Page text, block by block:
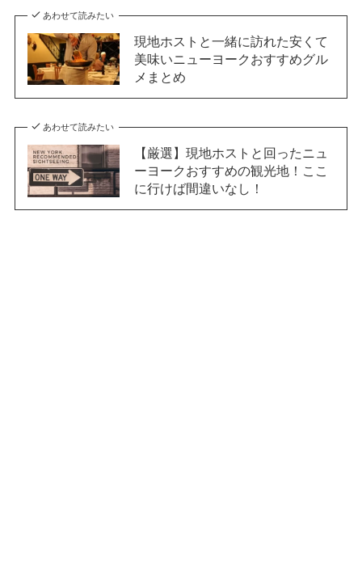
あわせて読みたい
現地ホストと一緒に訪れた安くて
美味いニューヨークおすすめグル
メまとめ
あわせて読みたい
【厳選】現地ホストと回ったニュ
ーヨークおすすめの観光地！ここ
に行けば間違いなし！